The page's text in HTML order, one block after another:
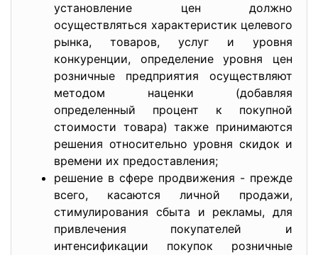
установление цен должно
осуществляться характеристик целевого
рынка, товаров, услуг и уровня
конкуренции, определение уровня цен
розничные предприятия осуществляют
методом наценки (добавляя
определенный процент к покупной
стоимости товара) также принимаются
решения относительно уровня скидок и
времени их предоставления;
решение в сфере продвижения - прежде
всего, касаются личной продажи,
стимулирования сбыта и рекламы, для
привлечения покупателей и
интенсификации покупок розничные